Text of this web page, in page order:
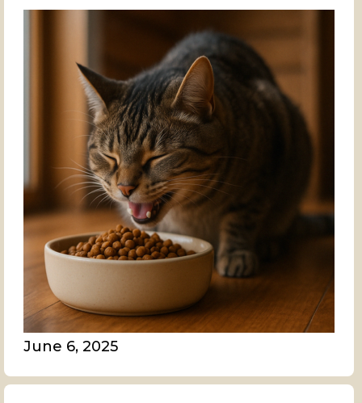
June 6, 2025